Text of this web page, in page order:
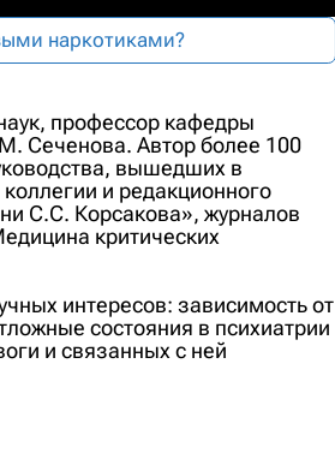
наркотиками?
профессор кафедры
Сеченова. Автор более 100
вышедших в
и редакционного
С.С. Корсакова», журналов
критических
интересов: зависимость от
состояния в психиатрии
и связанных с ней